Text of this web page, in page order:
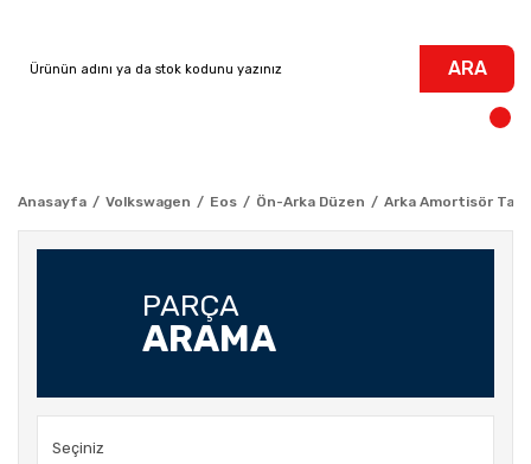
ARA
Anasayfa Volkswagen Eos Ön-Arka Düzen Arka Amortisör
PARÇA
ARAMA